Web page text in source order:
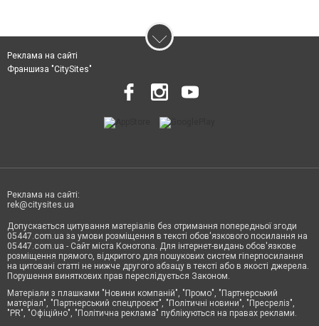
Реклама на сайті
Франшиза "CitySites"
Реклама на сайті:
rek@citysites.ua
Допускається цитування матеріалів без отримання попередньої згоди
05447.com.ua за умови розміщення в тексті обов'язкового посилання на
05447.com.ua - Сайт міста Конотопа. Для інтернет-видань обов'язкове
розміщення прямого, відкритого для пошукових систем гіперпосилання
на цитовані статті не нижче другого абзацу в тексті або в якості джерела.
Порушення виняткових прав переслідується Законом.
Матеріали з плашками "Новини компаній", "Промо", "Партнерський
матеріал", "Партнерський спецпроєкт", "Політичні новини", "Пресреліз",
"PR", "Офіційно", "Політична реклама" публікуються на правах реклами.